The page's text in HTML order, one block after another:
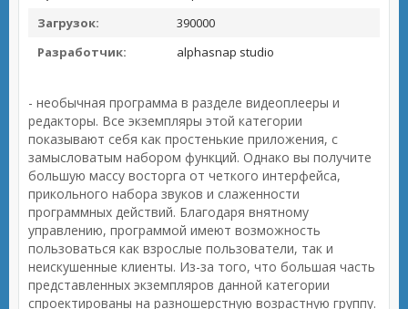
Загрузок:
390000
Разработчик:
alphasnap studio
- необычная программа в разделе видеоплееры и
редакторы. Все экземпляры этой категории
показывают себя как простенькие приложения, с
замысловатым набором функций. Однако вы получите
большую массу восторга от четкого интерфейса,
прикольного набора звуков и слаженности
программных действий. Благодаря внятному
управлению, программой имеют возможность
пользоваться как взрослые пользователи, так и
неискушенные клиенты. Из-за того, что большая часть
представленных экземпляров данной категории
спроектированы на разношерстную возрастную группу.